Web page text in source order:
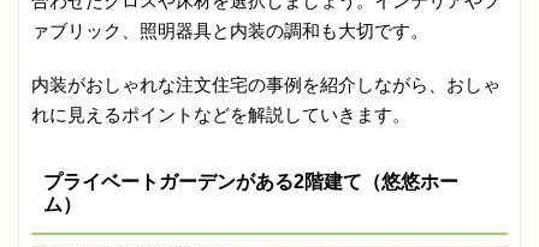
ァブリック、照明器具と内装の調和も大切です。
内装がおしゃれな注文住宅の事例を紹介しながら、おしゃ
れに見えるポイントなどを解説していきます。
プライベートガーデンがある2階建て（悠悠ホー
ム）